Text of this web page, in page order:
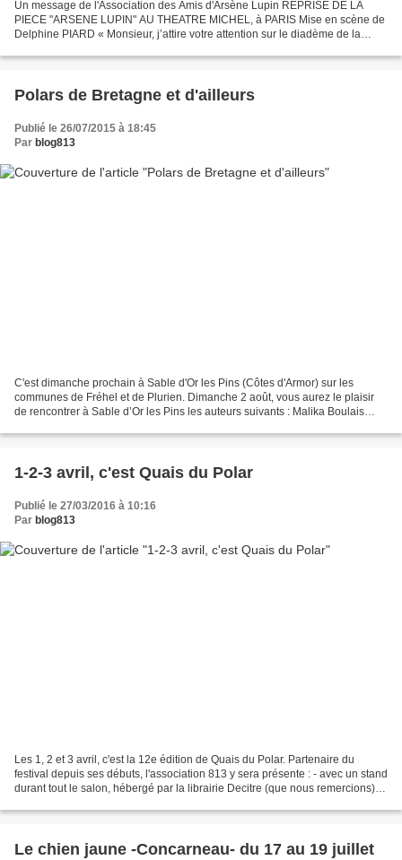
Un message de l'Association des Amis d'Arsène Lupin REPRISE DE LA
PIECE "ARSENE LUPIN" AU THEATRE MICHEL, à PARIS Mise en scène de
Delphine PIARD « Monsieur, j’attire votre attention sur le diadème de la
Polars de Bretagne et d'ailleurs
Publié le 26/07/2015 à 18:45
Par blog813
C'est dimanche prochain à Sable d'Or les Pins (Côtes d'Armor) sur les
communes de Fréhel et de Plurien. Dimanche 2 août, vous aurez le plaisir
de rencontrer à Sable d’Or les Pins les auteurs suivants : Malika Boulais
1-2-3 avril, c'est Quais du Polar
Publié le 27/03/2016 à 10:16
Par blog813
Les 1, 2 et 3 avril, c'est la 12e édition de Quais du Polar. Partenaire du
festival depuis ses débuts, l'association 813 y sera présente : - avec un stand
durant tout le salon, hébergé par la librairie Decitre (que nous remercions),
Le chien jaune -Concarneau- du 17 au 19 juillet